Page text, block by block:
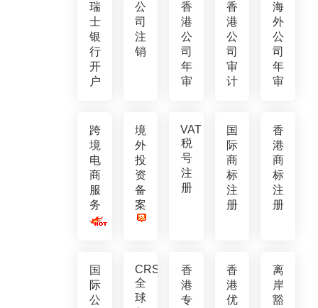
瑞
士
银
行
开
户
公
司
注
销
香
港
公
司
年
审
香
港
公
司
审
计
海
外
公
司
年
审
跨
境
电
商
服
务
境
外
投
资
备
案
VAT
税
号
注
册
国
际
商
标
注
册
香
港
商
标
注
册
国
际
公
CRS
全
球
香
港
专
香
港
优
离
岸
豁